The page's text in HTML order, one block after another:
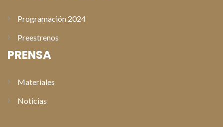
Programación 2024
Preestrenos
PRENSA
Materiales
Noticias